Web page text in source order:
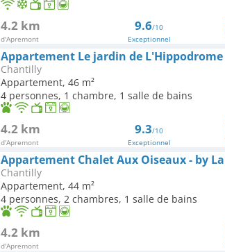
4.2 km
d'Apremont
9.6/10
Exceptionnel
Appartement Le jardin de L'Hippodrome
Chantilly
Appartement, 46 m²
4 personnes, 1 chambre, 1 salle de bains
4.2 km
d'Apremont
9.3/10
Exceptionnel
Chantilly
Appartement, 44 m²
4 personnes, 2 chambres, 1 salle de bains
4.2 km
d'Apremont